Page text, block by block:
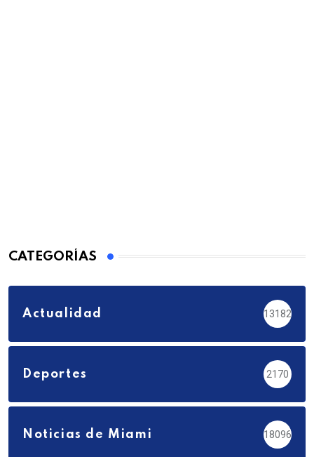
CATEGORÍAS
Actualidad 13182
Deportes 2170
Noticias de Miami 18096